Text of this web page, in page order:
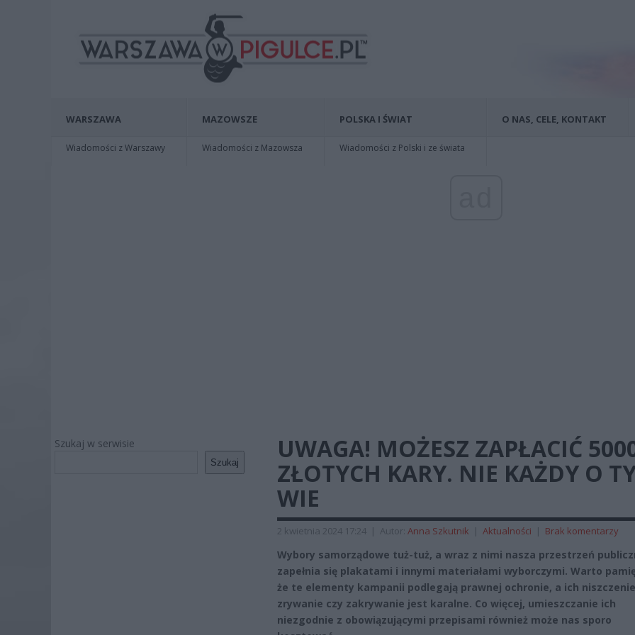
WARSZAWA
Wiadomości z Warszawy
MAZOWSZE
Wiadomości z Mazowsza
POLSKA I ŚWIAT
Wiadomości z Polski i ze świata
O NAS, CELE, KONTAKT
Szukaj w serwisie
Szukaj
UWAGA! MOŻESZ ZAPŁACIĆ
ZŁOTYCH KARY. NIE KAŻDY O
WIE
2 kwietnia 2024 17:24 | Autor: Anna Szkutnik | Aktualności | Brak komentarzy
Wybory samorządowe tuż-tuż, a wraz z nimi nasza przestrzeń
zapełnia się plakatami i innymi materiałami wyborczymi. Warto
że te elementy kampanii podlegają prawnej ochronie, a ich
zrywanie czy zakrywanie jest karalne. Co więcej, umieszczanie ich
niezgodnie z obowiązującymi przepisami również może nas sporo